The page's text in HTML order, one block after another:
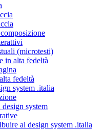
(microtesti)
in alta fedeltà
fedeltà
system .italia
system
al design system .italia